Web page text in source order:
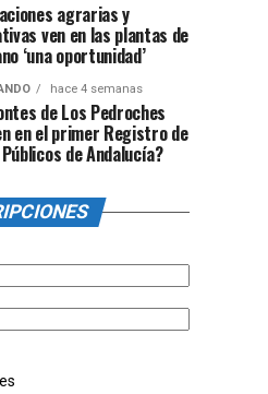
agrarias y
ven en las plantas de
‘una oportunidad’
hace 4 semanas
de Los Pedroches
en el primer Registro de
de Andalucía?